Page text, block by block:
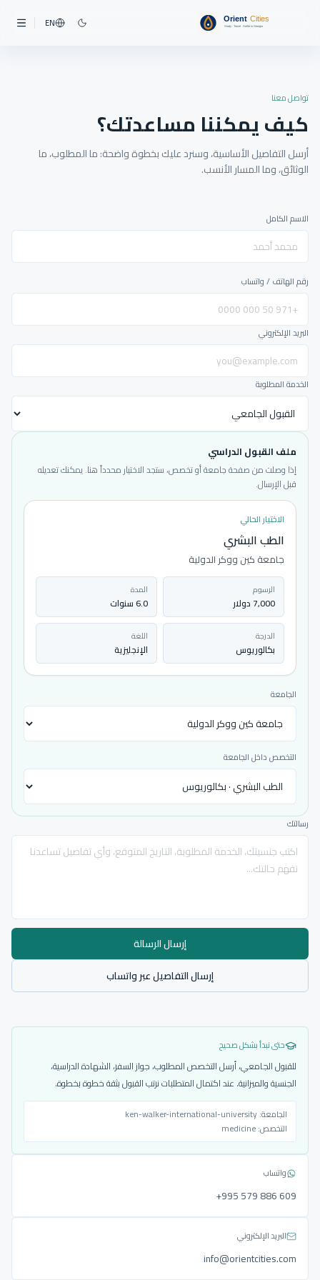
EN
تواصل معنا
كيف يمكننا مساعدتك؟
أرسل التفاصيل الأساسية، وسنرد عليك بخطوة واضحة: ما المطلوب، ما
الوثائق، وما المسار الأنسب.
الاسم الكامل
رقم الهاتف / واتساب
البريد الإلكتروني
الخدمة المطلوبة
ملف القبول الدراسي
إذا وصلت من صفحة جامعة أو تخصص، ستجد الاختيار محدداً هنا. يمكنك تعديله
قبل الإرسال.
الاختيار الحالي
الطب البشري
جامعة كين ووكر الدولية
الرسوم
7,000 دولار
المدة
6.0 سنوات
الدرجة
بكالوريوس
اللغة
الإنجليزية
الجامعة
التخصص داخل الجامعة
رسالتك
إرسال الرسالة
إرسال التفاصيل عبر واتساب
حتى نبدأ بشكل صحيح
للقبول الجامعي، أرسل التخصص المطلوب، جواز السفر، الشهادة الدراسية،
الجنسية والميزانية. عند اكتمال المتطلبات نرتب القبول بثقة خطوة بخطوة.
الجامعة:ken-walker-international-university
التخصص:medicine
واتساب
‎+995 579 886 609
البريد الإلكتروني
info@orientcities.com